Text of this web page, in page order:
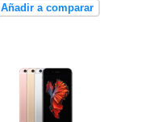
Añadir a comparar